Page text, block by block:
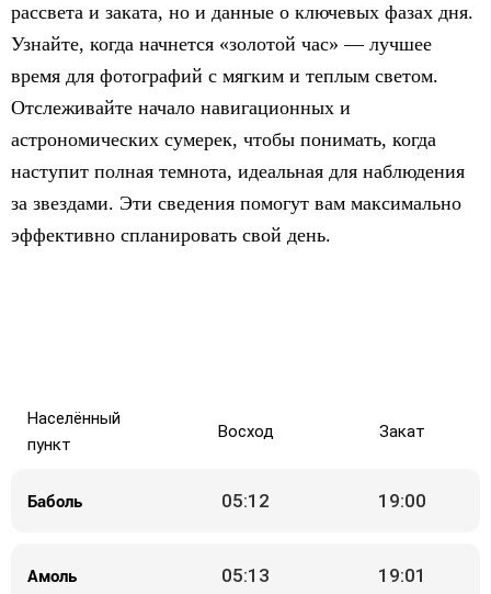
рассвета и заката, но и данные о ключевых фазах дня.
Узнайте, когда начнется «золотой час» — лучшее
время для фотографий с мягким и теплым светом.
Отслеживайте начало навигационных и
астрономических сумерек, чтобы понимать, когда
наступит полная темнота, идеальная для наблюдения
за звездами. Эти сведения помогут вам максимально
эффективно спланировать свой день.
Населённый
пункт
Восход Закат
Баболь 05:12 19:00
Амоль 05:13 19:01